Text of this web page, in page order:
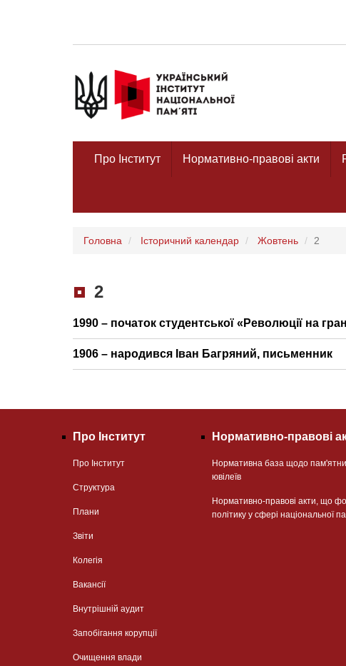
Про Інститут Нормативно-правові акти
Головна Історичний календар Жовтень 2
2
1990 – початок студентської «Революції на
1906 – народився Іван Багряний, письменник
Про Інститут
Про Інститут
Структура
Плани
Звіти
Колегія
Вакансії
Внутрішній аудит
Запобігання корупції
Очищення влади
Нормативно-правові
Нормативна база щодо
ювілеїв
Нормативно-правові акти, що
політику у сфері національної